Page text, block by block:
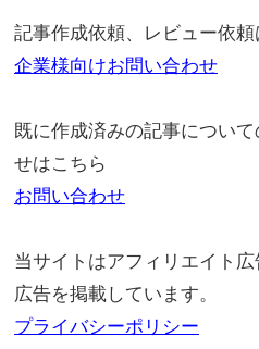
記事作成依頼、レビュー依頼
企業様向けお問い合わせ
既に作成済みの記事につい
せはこちら
お問い合わせ
当サイトはアフィリエイト
広告を掲載しています。
プライバシーポリシー